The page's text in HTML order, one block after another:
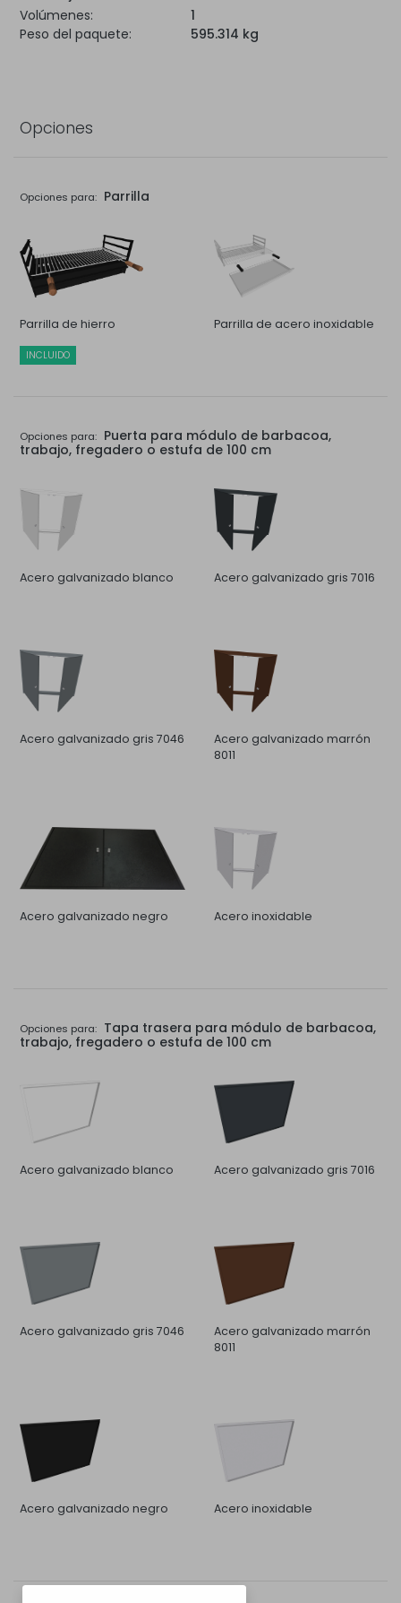
Volúmenes:
1
Peso del paquete:
595.314 kg
Opciones
Opciones para: Parrilla
Parrilla de hierro
INCLUIDO
Parrilla de acero inoxidable
Opciones para: Puerta para módulo de barbacoa,
trabajo, fregadero o estufa de 100 cm
Acero galvanizado blanco Acero galvanizado gris 7016
Acero galvanizado gris 7046
Acero galvanizado marrón
8011
Acero galvanizado negro Acero inoxidable
Opciones para: Tapa trasera para módulo de barbacoa,
trabajo, fregadero o estufa de 100 cm
Acero galvanizado blanco Acero galvanizado gris 7016
Acero galvanizado gris 7046
Acero galvanizado marrón
8011
Acero galvanizado negro Acero inoxidable